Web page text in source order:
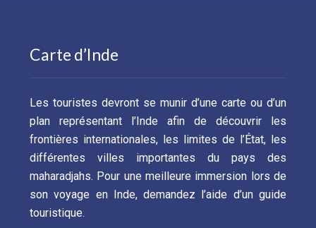
Carte d’Inde
Les touristes devront se munir d’une carte ou d’un
plan représentant l’Inde afin de découvrir les
frontières internationales, les limites de l’État, les
différentes villes importantes du pays des
maharadjahs. Pour une meilleure immersion lors de
son voyage en Inde, demandez l’aide d’un guide
touristique.